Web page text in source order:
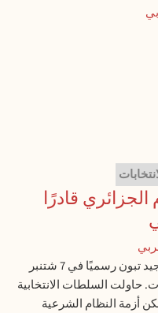
الجزائري قادرًا
أُعيد انتخاب الرئيس الجزائري عبد المجيد تبون رسميًا في 7 شتنبر
94.65% من الأصوات. حاولت السلطات الانتخابية
أزمة النظام الشرعية